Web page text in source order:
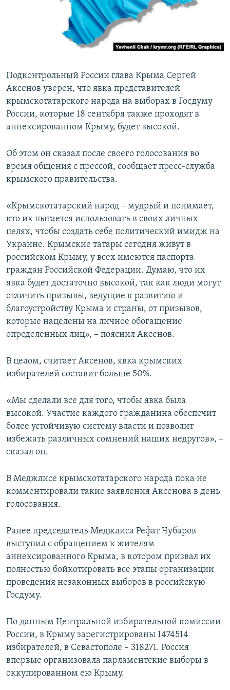
ПОБЕДИТЕЛЕЙ НЕ СУДЯТ?
КРЫМ.НЕПОКОРЕННЫЙ
ПРИСОЕДИНЯЙТЕСЬ!
Все сайты RFE/RL
Подконтрольный России глава Крыма Сергей
Аксенов уверен, что явка представителей
крымскотатарского народа на выборах в Госдуму
России, которые 18 сентября также проходят в
аннексированном Крыму, будет высокой.
Об этом он сказал после своего голосования во
время общения с прессой, сообщает пресс-служба
крымского правительства.
«Крымскотатарский народ – мудрый и понимает,
кто их пытается использовать в своих личных
целях, чтобы создать себе политический имидж на
Украине. Крымские татары сегодня живут в
российском Крыму, у всех имеются паспорта
граждан Российской Федерации. Думаю, что их
явка будет достаточно высокой, так как люди могут
отличить призывы, ведущие к развитию и
благоустройству Крыма и страны, от призывов,
которые нацелены на личное обогащение
определенных лиц», – пояснил Аксенов.
В целом, считает Аксенов, явка крымских
избирателей составит больше 50%.
«Мы сделали все для того, чтобы явка была
высокой. Участие каждого гражданина обеспечит
более устойчивую систему власти и позволит
избежать различных сомнений наших недругов», –
сказал он.
В Меджлисе крымскотатарского народа пока не
комментировали такие заявления Аксенова в день
голосования.
Ранее председатель Меджлиса Рефат Чубаров
выступил с обращением к жителям
аннексированного Крыма, в котором призвал их
полностью бойкотировать все этапы организации
проведения незаконных выборов в российскую
Госдуму.
По данным Центральной избирательной комиссии
России, в Крыму зарегистрированы 1474514
избирателей, в Севастополе – 318271. Россия
впервые организовала парламентские выборы в
оккупированном ею Крыму.